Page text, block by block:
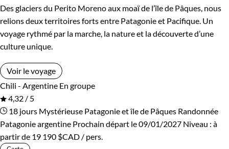
Des glaciers du Perito Moreno aux moaï de l’île de Pâques, nous
relions deux territoires forts entre Patagonie et Pacifique. Un
voyage rythmé par la marche, la nature et la découverte d’une
culture unique.
Voir le voyage
Chili - Argentine En groupe
4,32 / 5
18 jours Mystérieuse Patagonie et île de Pâques Randonnée
Patagonie argentine Prochain départ le 09/01/2027 Niveau : à
partir de 19 190 $CAD / pers.